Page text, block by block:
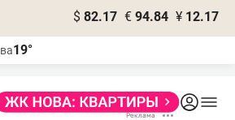
$ 82.17 € 94.84 ¥ 12.17
19°